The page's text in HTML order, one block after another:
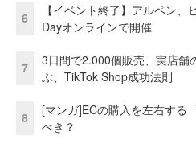
6
【イベント終了】アルペン
Dayオンラインで開催
7
3日間で2.000個販売、実店舗
ぶ、TikTok Shop成功法則
8
[マンガ]ECの購入を左右する
べき？